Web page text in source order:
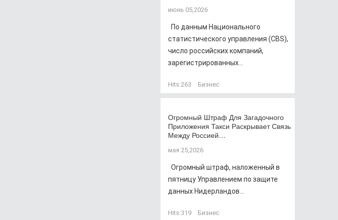
июнь 05,2026
По данным Национального
статистического управления (CBS),
число российских компаний,
зарегистрированных...
Hits:263 Бизнес
Огромный Штраф Для Загадочного
Приложения Такси Раскрывает Связь
Между Россией…
мая 25,2026
Огромный штраф, наложенный в
пятницу Управлением по защите
данных Нидерландов...
Hits:319 Бизнес